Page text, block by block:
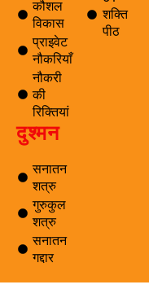
कौशल
विकास
प्राइवेट
नौकरियाँ
नौकरी
की
रिक्तियां
दुश्मन
सनातन
शत्रु
गुरुकुल
शत्रु
सनातन
गद्दार
शक्ति
पीठ